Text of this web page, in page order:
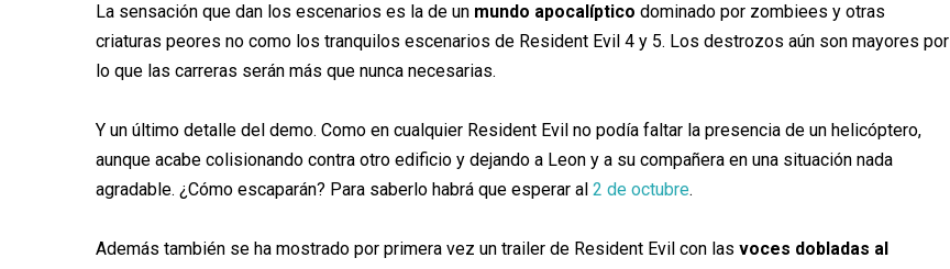
La sensación que dan los escenarios es la de un mundo apocalíptico dominado por zombiees y otras
criaturas peores no como los tranquilos escenarios de Resident Evil 4 y 5. Los destrozos aún son mayores por
lo que las carreras serán más que nunca necesarias.
Y un último detalle del demo. Como en cualquier Resident Evil no podía faltar la presencia de un helicóptero,
aunque acabe colisionando contra otro edificio y dejando a Leon y a su compañera en una situación nada
agradable. ¿Cómo escaparán? Para saberlo habrá que esperar al 2 de octubre.
Además también se ha mostrado por primera vez un trailer de Resident Evil con las voces dobladas al